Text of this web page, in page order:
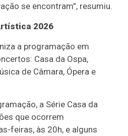
se encontram”, resumiu.
2026
a programação em
Casa da Ospa,
de Câmara, Ópera e
a Série Casa da
que ocorrem
feiras, às 20h, e alguns